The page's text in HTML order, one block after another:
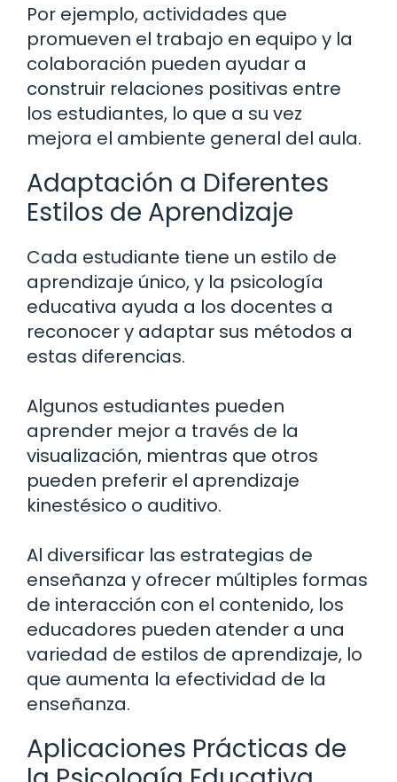
Por ejemplo, actividades que
promueven el trabajo en equipo y la
colaboración pueden ayudar a
construir relaciones positivas entre
los estudiantes, lo que a su vez
mejora el ambiente general del aula.
Adaptación a Diferentes
Estilos de Aprendizaje
Cada estudiante tiene un estilo de
aprendizaje único, y la psicología
educativa ayuda a los docentes a
reconocer y adaptar sus métodos a
estas diferencias.
Algunos estudiantes pueden
aprender mejor a través de la
visualización, mientras que otros
pueden preferir el aprendizaje
kinestésico o auditivo.
Al diversificar las estrategias de
enseñanza y ofrecer múltiples formas
de interacción con el contenido, los
educadores pueden atender a una
variedad de estilos de aprendizaje, lo
que aumenta la efectividad de la
enseñanza.
Aplicaciones Prácticas de